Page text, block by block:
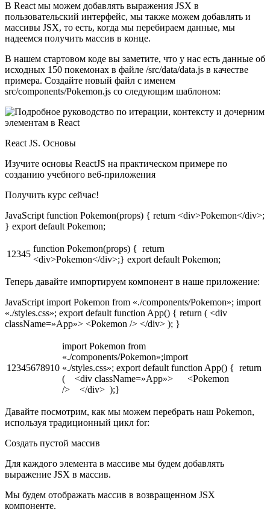
В React мы можем добавлять выражения JSX в
пользовательский интерфейс, мы также можем добавлять и
массивы JSX, то есть, когда мы перебираем данные, мы
надеемся получить массив в конце.
В нашем стартовом коде вы заметите, что у нас есть данные об
исходных 150 покемонах в файле /src/data/data.js в качестве
примера. Создайте новый файл с именем
src/components/Pokemon.js со следующим шаблоном:
React JS. Основы
Изучите основы ReactJS на практическом примере по
созданию учебного веб-приложения
Получить курс сейчас!
JavaScript function Pokemon(props) { return <div>Pokemon</div>;
} export default Pokemon;
12345
function Pokemon(props) { return
<div>Pokemon</div>;} export default Pokemon;
Теперь давайте импортируем компонент в наше приложение:
JavaScript import Pokemon from «./components/Pokemon»; import
«./styles.css»; export default function App() { return ( <div
className=»App»> <Pokemon /> </div> ); }
12345678910
import Pokemon from
«./components/Pokemon»;import
«./styles.css»; export default function App() { return
( <div className=»App»> <Pokemon
/> </div> );}
Давайте посмотрим, как мы можем перебрать наш Pokemon,
используя традиционный цикл for:
Создать пустой массив
Для каждого элемента в массиве мы будем добавлять
выражение JSX в массив.
Мы будем отображать массив в возвращенном JSX
компоненте.